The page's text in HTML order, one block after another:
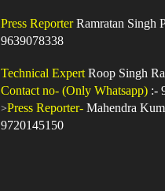
Press ReporterRamratan Singh
9639078338
Technical ExpertRoop Singh
Contact no- (Only Whatsapp) :-
>Press Reporter-Mahendra
9720145150